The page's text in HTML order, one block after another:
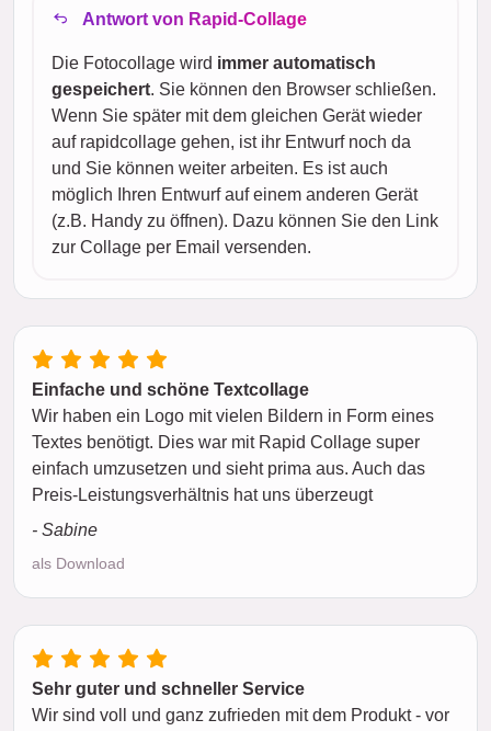
Antwort von Rapid-Collage
Die Fotocollage wird immer automatisch
gespeichert. Sie können den Browser schließen.
Wenn Sie später mit dem gleichen Gerät wieder
auf rapidcollage gehen, ist ihr Entwurf noch da
und Sie können weiter arbeiten. Es ist auch
möglich Ihren Entwurf auf einem anderen Gerät
(z.B. Handy zu öffnen). Dazu können Sie den Link
zur Collage per Email versenden.
Einfache und schöne Textcollage
Wir haben ein Logo mit vielen Bildern in Form eines
Textes benötigt. Dies war mit Rapid Collage super
einfach umzusetzen und sieht prima aus. Auch das
Preis-Leistungsverhältnis hat uns überzeugt
- Sabine
als Download
Sehr guter und schneller Service
Wir sind voll und ganz zufrieden mit dem Produkt - vor